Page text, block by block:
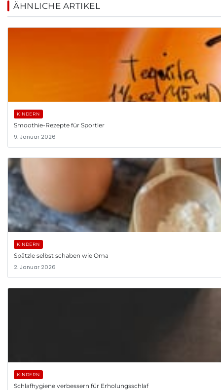
ÄHNLICHE ARTIKEL
KINDERN
Smoothie-Rezepte für Sportler
9. Januar 2026
KINDERN
Spätzle selbst schaben wie Oma
2. Januar 2026
KINDERN
Schlafhygiene verbessern für Erholungsschlaf